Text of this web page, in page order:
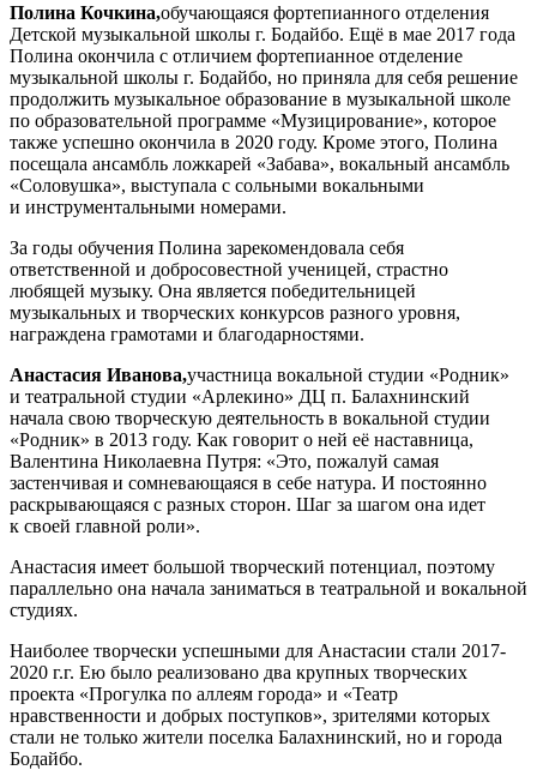
Полина Кочкина,обучающаяся фортепианного отделения
Детской музыкальной школы г. Бодайбо. Ещё в мае 2017 года
Полина окончила с отличием фортепианное отделение
музыкальной школы г. Бодайбо, но приняла для себя решение
продолжить музыкальное образование в музыкальной школе
по образовательной программе «Музицирование», которое
также успешно окончила в 2020 году. Кроме этого, Полина
посещала ансамбль ложкарей «Забава», вокальный ансамбль
«Соловушка», выступала с сольными вокальными
и инструментальными номерами.
За годы обучения Полина зарекомендовала себя
ответственной и добросовестной ученицей, страстно
любящей музыку. Она является победительницей
музыкальных и творческих конкурсов разного уровня,
награждена грамотами и благодарностями.
Анастасия Иванова,участница вокальной студии «Родник»
и театральной студии «Арлекино» ДЦ п. Балахнинский
начала свою творческую деятельность в вокальной студии
«Родник» в 2013 году. Как говорит о ней её наставница,
Валентина Николаевна Путря: «Это, пожалуй самая
застенчивая и сомневающаяся в себе натура. И постоянно
раскрывающаяся с разных сторон. Шаг за шагом она идет
к своей главной роли».
Анастасия имеет большой творческий потенциал, поэтому
параллельно она начала заниматься в театральной и вокальной
студиях.
Наиболее творчески успешными для Анастасии стали 2017-
2020 г.г. Ею было реализовано два крупных творческих
проекта «Прогулка по аллеям города» и «Театр
нравственности и добрых поступков», зрителями которых
стали не только жители поселка Балахнинский, но и города
Бодайбо.